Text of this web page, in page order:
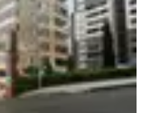
05.08.2026